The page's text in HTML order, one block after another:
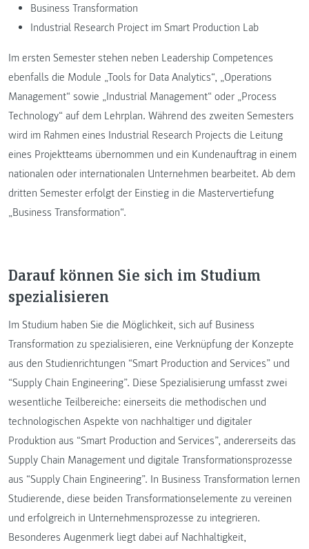
Business Transformation
Industrial Research Project im Smart Production Lab
Im ersten Semester stehen neben Leadership Competences
ebenfalls die Module „Tools for Data Analytics“, „Operations
Management“ sowie „Industrial Management“ oder „Process
Technology“ auf dem Lehrplan. Während des zweiten Semesters
wird im Rahmen eines Industrial Research Projects die Leitung
eines Projektteams übernommen und ein Kundenauftrag in einem
nationalen oder internationalen Unternehmen bearbeitet. Ab dem
dritten Semester erfolgt der Einstieg in die Mastervertiefung
„Business Transformation“.
Darauf können Sie sich im Studium
spezialisieren
Im Studium haben Sie die Möglichkeit, sich auf Business
Transformation zu spezialisieren, eine Verknüpfung der Konzepte
aus den Studienrichtungen “Smart Production and Services” und
“Supply Chain Engineering”. Diese Spezialisierung umfasst zwei
wesentliche Teilbereiche: einerseits die methodischen und
technologischen Aspekte von nachhaltiger und digitaler
Produktion aus “Smart Production and Services”, andererseits das
Supply Chain Management und digitale Transformationsprozesse
aus “Supply Chain Engineering”. In Business Transformation lernen
Studierende, diese beiden Transformationselemente zu vereinen
und erfolgreich in Unternehmensprozesse zu integrieren.
Besonderes Augenmerk liegt dabei auf Nachhaltigkeit,